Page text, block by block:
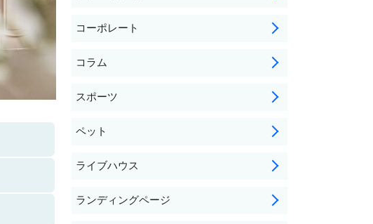
コーポレート
コラム
スポーツ
ペット
ライブハウス
ランディングページ